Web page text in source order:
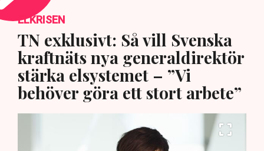
ELKRISEN
TN exklusivt: Så vill Svenska
kraftnäts nya generaldirektör
stärka elsystemet – ”Vi
behöver göra ett stort arbete”